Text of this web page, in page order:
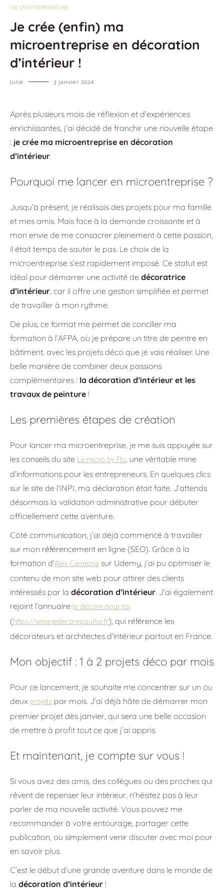
VIE D'ENTREPRENEURE
Je crée (enfin) ma
microentreprise en décoration
d’intérieur !
Julie 3 janvier 2024
Après plusieurs mois de réflexion et d’expériences
enrichissantes, j’ai décidé de franchir une nouvelle étape
: je crée ma microentreprise en décoration
d’intérieur.
Pourquoi me lancer en microentreprise ?
Jusqu’à présent, je réalisais des projets pour ma famille
et mes amis. Mais face à la demande croissante et à
mon envie de me consacrer pleinement à cette passion,
il était temps de sauter le pas. Le choix de la
microentreprise s’est rapidement imposé. Ce statut est
idéal pour démarrer une activité de décoratrice
d’intérieur, car il offre une gestion simplifiée et permet
de travailler à mon rythme.
De plus, ce format me permet de concilier ma
formation à l’AFPA, où je prépare un titre de peintre en
bâtiment, avec les projets déco que je vais réaliser. Une
belle manière de combiner deux passions
complémentaires : la décoration d’intérieur et les
travaux de peinture !
Les premières étapes de création
Pour lancer ma microentreprise, je me suis appuyée sur
les conseils du site La micro by Flo, une véritable mine
d’informations pour les entrepreneurs. En quelques clics
sur le site de l’INPI, ma déclaration était faite. J’attends
désormais la validation administrative pour débuter
officiellement cette aventure.
Côté communication, j’ai déjà commencé à travailler
sur mon référencement en ligne (SEO). Grâce à la
formation d’Alex Carmona sur Udemy, j’ai pu optimiser le
contenu de mon site web pour attirer des clients
intéressés par la décoration d’intérieur. J’ai également
rejoint l’annuaire Jedécorepour toi
(https://www.jedecorepourtoi.fr), qui référence les
décorateurs et architectes d’intérieur partout en France.
Mon objectif : 1 à 2 projets déco par mois
Pour ce lancement, je souhaite me concentrer sur un ou
deux projets par mois. J’ai déjà hâte de démarrer mon
premier projet dès janvier, qui sera une belle occasion
de mettre à profit tout ce que j’ai appris.
Et maintenant, je compte sur vous !
Si vous avez des amis, des collègues ou des proches qui
rêvent de repenser leur intérieur, n’hésitez pas à leur
parler de ma nouvelle activité. Vous pouvez me
recommander à votre entourage, partager cette
publication, ou simplement venir discuter avec moi pour
en savoir plus.
C’est le début d’une grande aventure dans le monde de
la décoration d’intérieur !